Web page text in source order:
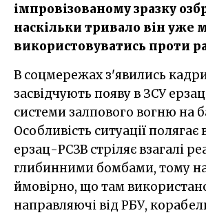
імпровізованому зразку
наскільки тривало він уже
використовуватись проти
В соцмережах з'явились кадри, які
засвідчують появу в ЗСУ
системи залпового вогню на
Особливість ситуації
ерзац-РСЗВ стріляє взагалі
глибинними бомбами, тому
ймовірно, що там
направляючі від РБУ,